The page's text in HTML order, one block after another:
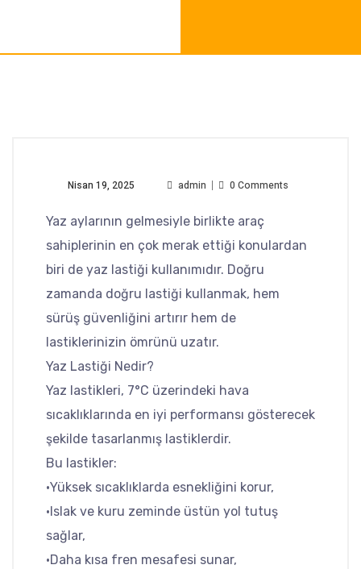
Nisan 19, 2025 admin 0 Comments
Yaz aylarının gelmesiyle birlikte araç
sahiplerinin en çok merak ettiği konulardan
biri de yaz lastiği kullanımıdır. Doğru
zamanda doğru lastiği kullanmak, hem
sürüş güvenliğini artırır hem de
lastiklerinizin ömrünü uzatır.
Yaz Lastiği Nedir?
Yaz lastikleri, 7°C üzerindeki hava
sıcaklıklarında en iyi performansı gösterecek
şekilde tasarlanmış lastiklerdir.
Bu lastikler:
•Yüksek sıcaklıklarda esnekliğini korur,
•Islak ve kuru zeminde üstün yol tutuş
sağlar,
•Daha kısa fren mesafesi sunar,